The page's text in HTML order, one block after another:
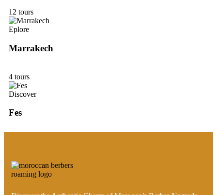
12 tours
Eplore
Marrakech
4 tours
Discover
Fes